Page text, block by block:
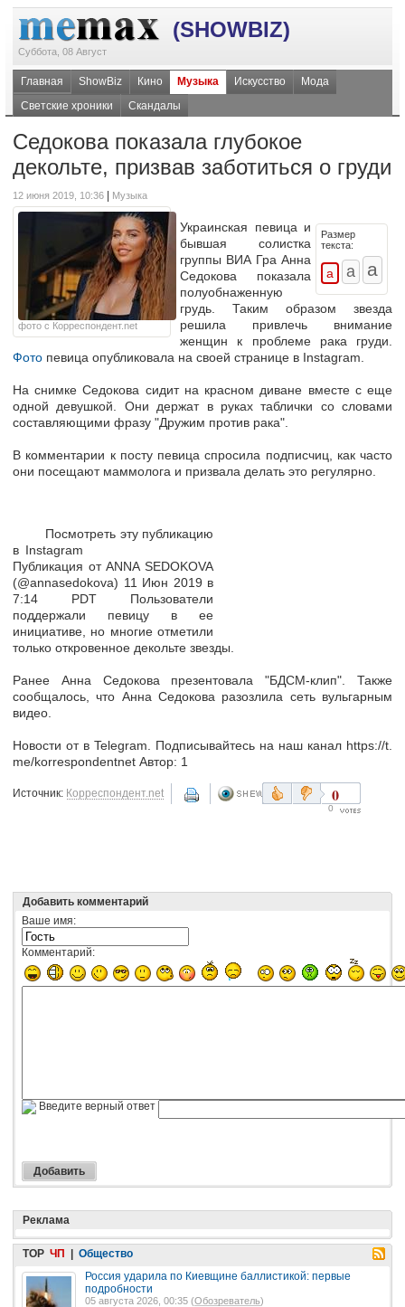
(SHOWBIZ)
Суббота, 08 Август
Главная ShowBiz Кино Музыка Искусство
Мода
Светские хроники
Скандалы
Седокова показала глубокое
декольте, призвав заботиться о груди
12 июня 2019, 10:36 Музыка
фото с Корреспондент.net
Размер
текста:
Украинская певица и
бывшая солистка
группы ВИА Гра Анна
Седокова показала
полуобнаженную
грудь. Таким образом звезда
решила привлечь внимание
женщин к проблеме рака груди.
Фото певица опубликовала на своей странице в Instagram.
На снимке Седокова сидит на красном диване вместе с еще
одной девушкой. Они держат в руках таблички со словами
составляющими фразу "Дружим против рака".
В комментарии к посту певица спросила подписчиц, как часто
они посещают маммолога и призвала делать это регулярно.
Посмотреть эту публикацию
в Instagram
Публикация от ANNA SEDOKOVA
(@annasedokova) 11 Июн 2019 в
7:14 PDT Пользователи
поддержали певицу в ее
инициативе, но многие отметили
только откровенное декольте звезды.
Ранее Анна Седокова презентовала "БДСМ-клип". Также
сообщалось, что Анна Седокова разозлила сеть вульгарным
видео.
Новости от в Telegram. Подписывайтесь на наш канал https://t.
me/korrespondentnet Автор: 1
Источник: Корреспондент.net 0
0
Добавить комментарий
Ваше имя:
Комментарий:
Введите верный ответ
Реклама
TOP ЧП | Общество
Россия ударила по Киевщине баллистикой: первые
подробности
05 августа 2026, 00:35 (Обозреватель)